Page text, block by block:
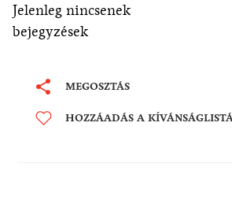
Jelenleg nincsenek
bejegyzések
MEGOSZTÁS
HOZZÁADÁS A